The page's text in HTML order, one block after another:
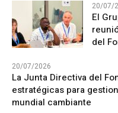
20/07/
El
del
20/07/2026
La Junta Directiva del
estratégicas para
mundial cambiante